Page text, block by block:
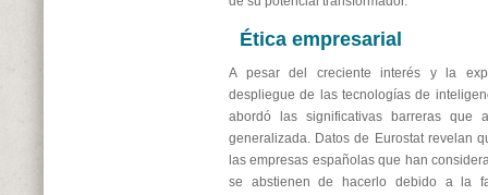
Ética empresarial
A pesar del creciente interés y la
despliegue de las tecnologías de
abordó las significativas barreras que
generalizada. Datos de Eurostat revelan
las empresas españolas que han
se abstienen de hacerlo debido a la